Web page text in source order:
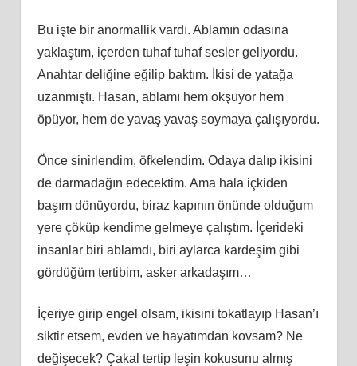
Bu işte bir anormallik vardı. Ablamın odasına
yaklaştım, içerden tuhaf tuhaf sesler geliyordu.
Anahtar deliğine eğilip baktım. İkisi de yatağa
uzanmıştı. Hasan, ablamı hem okşuyor hem
öpüyor, hem de yavaş yavaş soymaya çalışıyordu.
Önce sinirlendim, öfkelendim. Odaya dalıp ikisini
de darmadağın edecektim. Ama hala içkiden
başım dönüyordu, biraz kapının önünde olduğum
yere çöküp kendime gelmeye çalıştım. İçerideki
insanlar biri ablamdı, biri aylarca kardeşim gibi
gördüğüm tertibim, asker arkadaşım…
İçeriye girip engel olsam, ikisini tokatlayıp Hasan’ı
siktir etsem, evden ve hayatımdan kovsam? Ne
değişecek? Çakal tertip leşin kokusunu almış